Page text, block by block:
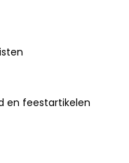
en feestartikelen